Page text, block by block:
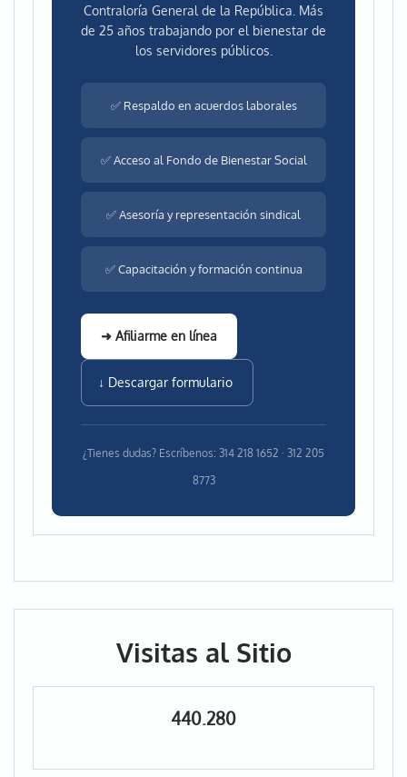
Contraloría General de la República. Más
de 25 años trabajando por el bienestar de
los servidores públicos.
✅ Respaldo en acuerdos laborales
✅ Acceso al Fondo de Bienestar Social
✅ Asesoría y representación sindical
✅ Capacitación y formación continua
➜ Afiliarme en línea
↓ Descargar formulario
¿Tienes dudas? Escríbenos: 314 218 1652 · 312 205
8773
Visitas al Sitio
440.280